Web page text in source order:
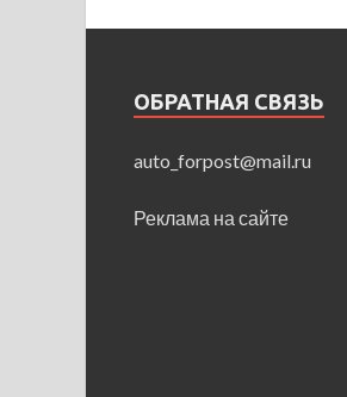
ОБРАТНАЯ СВЯЗЬ
auto_forpost@mail.ru
Реклама на сайте